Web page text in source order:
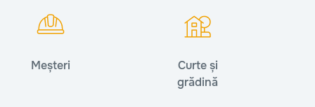
Meșteri
Curte și
grădină